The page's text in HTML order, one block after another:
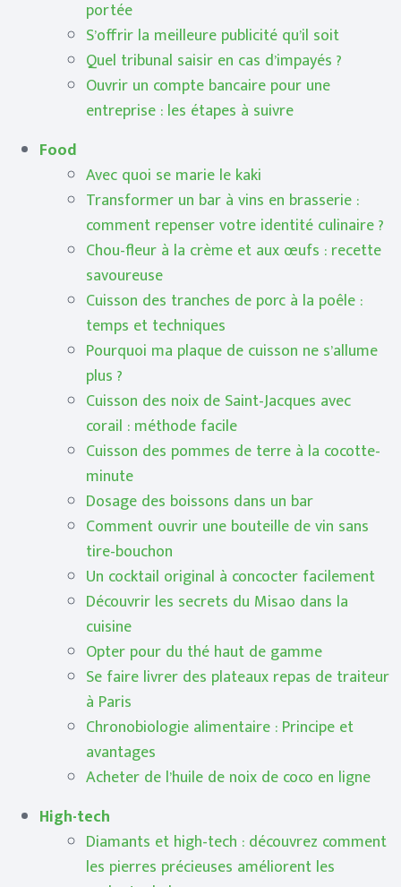
portée
S’offrir la meilleure publicité qu’il soit
Quel tribunal saisir en cas d’impayés ?
Ouvrir un compte bancaire pour une
entreprise : les étapes à suivre
Food
Avec quoi se marie le kaki
Transformer un bar à vins en brasserie :
comment repenser votre identité culinaire ?
Chou-fleur à la crème et aux œufs : recette
savoureuse
Cuisson des tranches de porc à la poêle :
temps et techniques
Pourquoi ma plaque de cuisson ne s’allume
plus ?
Cuisson des noix de Saint-Jacques avec
corail : méthode facile
Cuisson des pommes de terre à la cocotte-
minute
Dosage des boissons dans un bar
Comment ouvrir une bouteille de vin sans
tire-bouchon
Un cocktail original à concocter facilement
Découvrir les secrets du Misao dans la
cuisine
Opter pour du thé haut de gamme
Se faire livrer des plateaux repas de traiteur
à Paris
Chronobiologie alimentaire : Principe et
avantages
Acheter de l’huile de noix de coco en ligne
High-tech
Diamants et high-tech : découvrez comment
les pierres précieuses améliorent les